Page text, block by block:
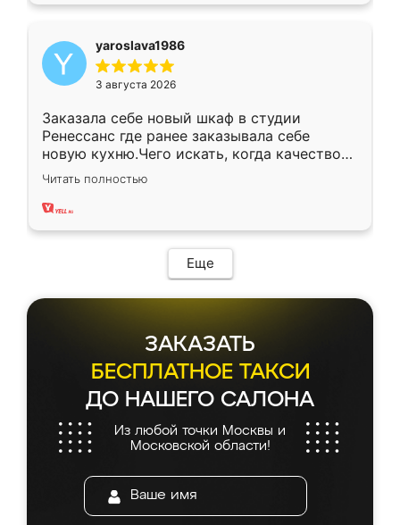
yaroslava1986
3 августа 2026
Заказала себе новый шкаф в студии
Ренессанс где ранее заказывала себе
новую кухню.Чего искать, когда качеством
вполне довольна. Служит кухня уже почти
два года, нареканий нет.
Читать полностью
Еще
ЗАКАЗАТЬ
БЕСПЛАТНОЕ ТАКСИ
ДО НАШЕГО САЛОНА
Из любой точки Москвы и
Московской области!